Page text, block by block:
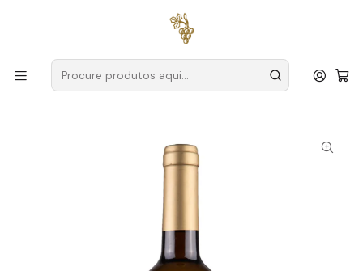
para encomendas a partir de
Produtores Vinho Verde
Casa do Capitão-Mor
Casa do Capitão-Mor Maceração Alvarinho Reserva 2022
Vinho Verde Branco 75cl